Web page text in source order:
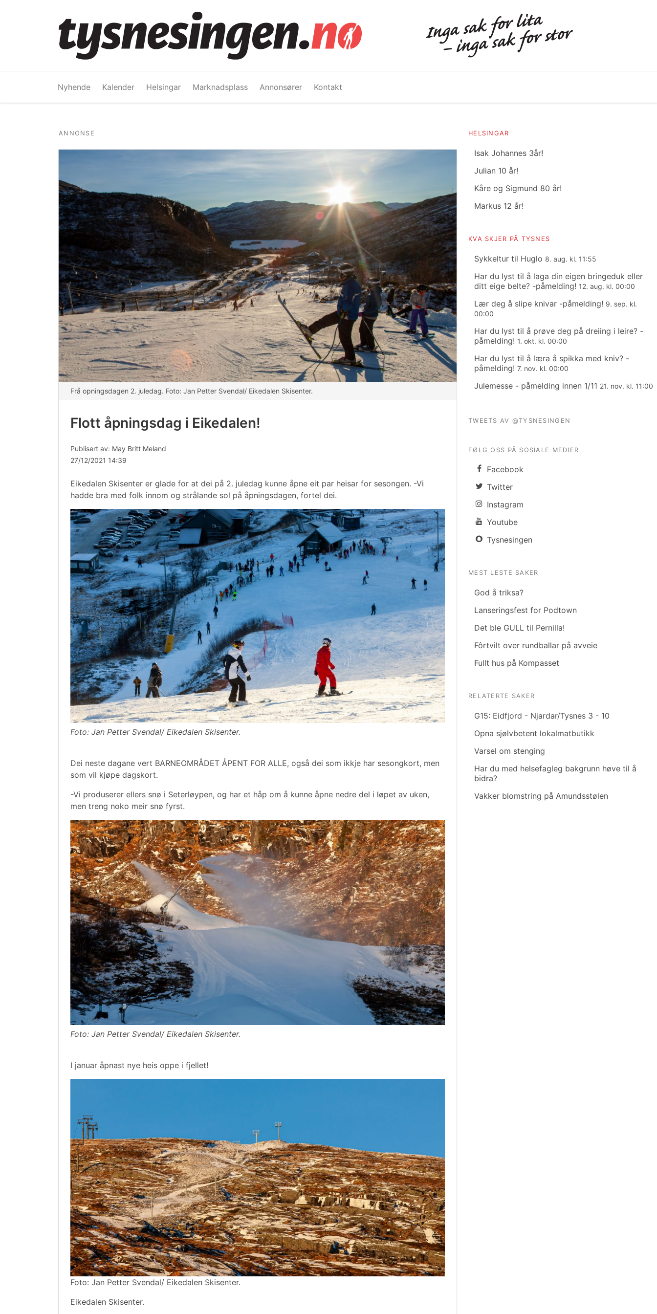
Nyhende Kalender Helsingar Marknadsplass Annonsører Kontakt
ANNONSE
Frå opningsdagen 2. juledag. Foto: Jan Petter Svendal/ Eikedalen Skisenter.
Flott åpningsdag i Eikedalen!
Publisert av: May Britt Meland
27/12/2021 14:39
Eikedalen Skisenter er glade for at dei på 2. juledag kunne åpne eit par heisar for sesongen. -Vi
hadde bra med folk innom og strålande sol på åpningsdagen, fortel dei.
Foto: Jan Petter Svendal/ Eikedalen Skisenter.
Dei neste dagane vert BARNEOMRÅDET ÅPENT FOR ALLE, også dei som ikkje har sesongkort, men
som vil kjøpe dagskort.
-Vi produserer ellers snø i Seterløypen, og har et håp om å kunne åpne nedre del i løpet av uken,
men treng noko meir snø fyrst.
Foto: Jan Petter Svendal/ Eikedalen Skisenter.
I januar åpnast nye heis oppe i fjellet!
Foto: Jan Petter Svendal/ Eikedalen Skisenter.
Eikedalen Skisenter.
HELSINGAR
Isak Johannes 3år!
Julian 10 år!
Kåre og Sigmund 80 år!
Markus 12 år!
KVA SKJER PÅ TYSNES
Sykkeltur til Huglo 8. aug. kl. 11:55
Har du lyst til å laga din eigen bringeduk eller
ditt eige belte? -påmelding! 12. aug. kl. 00:00
Lær deg å slipe knivar -påmelding! 9. sep. kl.
00:00
Har du lyst til å prøve deg på dreiing i leire? -
påmelding! 1. okt. kl. 00:00
Har du lyst til å læra å spikka med kniv? -
påmelding! 7. nov. kl. 00:00
Julemesse - påmelding innen 1/11 21. nov. kl. 11:00
TWEETS AV @TYSNESINGEN
FØLG OSS PÅ SOSIALE MEDIER
Facebook
Twitter
Instagram
Youtube
Tysnesingen
MEST LESTE SAKER
God å triksa?
Lanseringsfest for Podtown
Det ble GULL til Pernilla!
Fôrtvilt over rundballar på avveie
Fullt hus på Kompasset
RELATERTE SAKER
G15: Eidfjord - Njardar/Tysnes 3 - 10
Opna sjølvbetent lokalmatbutikk
Varsel om stenging
Har du med helsefagleg bakgrunn høve til å
bidra?
Vakker blomstring på Amundsstølen